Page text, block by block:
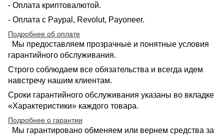
- Оплата криптовалютой.
- Оплата с Paypal, Revolut, Payoneer.
Подробнее об оплате
Мы предоставляем прозрачные и понятные условия
гарантийного обслуживания.
Строго соблюдаем все обязательства и всегда идем
навстречу нашим клиентам.
Сроки гарантийного обслуживания указаны во вкладке
«Характеристики» каждого товара.
Подробнее о гарантии
Мы гарантировано обменяем или вернем средства за